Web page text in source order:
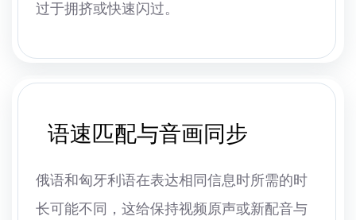
过于拥挤或快速闪过。
语速匹配与音画同步
俄语和匈牙利语在表达相同信息时所需的时
长可能不同，这给保持视频原声或新配音与